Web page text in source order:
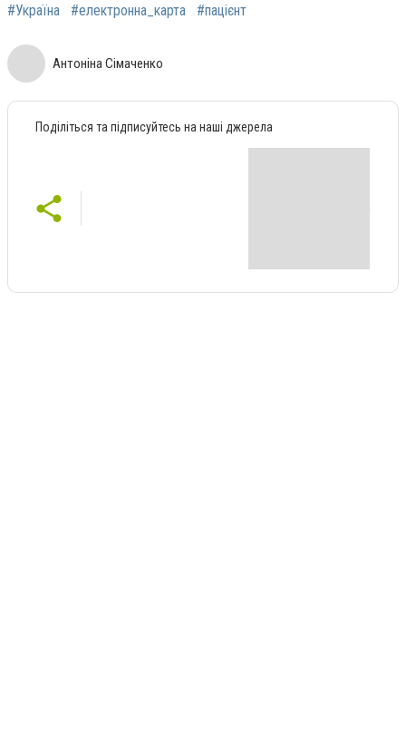
#Україна #електронна_карта #пацієнт
Антоніна Сімаченко
Поділіться та підписуйтесь на наші джерела